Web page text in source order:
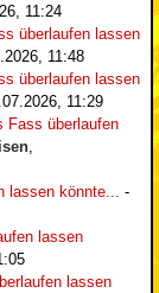
11:24
überlaufen lassen
11:48
überlaufen lassen
11:29
Fass überlaufen
lassen könnte...
-
lassen
lassen